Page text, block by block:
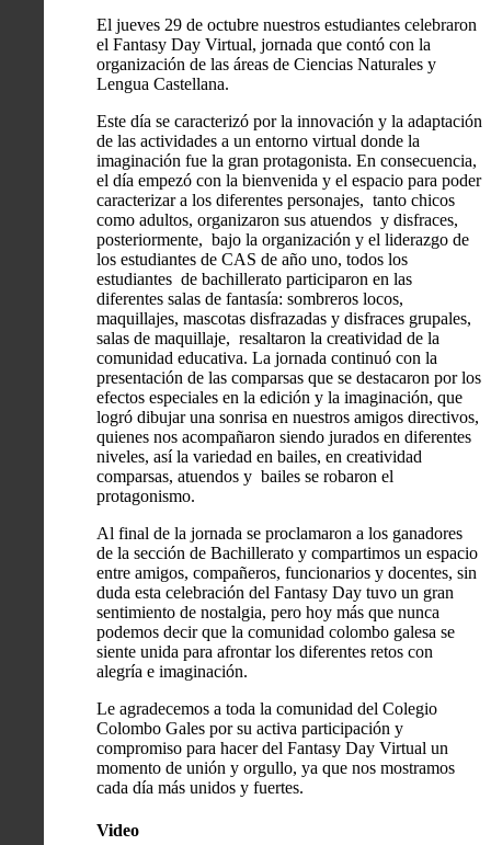
El jueves 29 de octubre nuestros estudiantes celebraron
el Fantasy Day Virtual, jornada que contó con la
organización de las áreas de Ciencias Naturales y
Lengua Castellana.
Este día se caracterizó por la innovación y la adaptación
de las actividades a un entorno virtual donde la
imaginación fue la gran protagonista. En consecuencia,
el día empezó con la bienvenida y el espacio para poder
caracterizar a los diferentes personajes, tanto chicos
como adultos, organizaron sus atuendos y disfraces,
posteriormente, bajo la organización y el liderazgo de
los estudiantes de CAS de año uno, todos los
estudiantes de bachillerato participaron en las
diferentes salas de fantasía: sombreros locos,
maquillajes, mascotas disfrazadas y disfraces grupales,
salas de maquillaje, resaltaron la creatividad de la
comunidad educativa. La jornada continuó con la
presentación de las comparsas que se destacaron por los
efectos especiales en la edición y la imaginación, que
logró dibujar una sonrisa en nuestros amigos directivos,
quienes nos acompañaron siendo jurados en diferentes
niveles, así la variedad en bailes, en creatividad
comparsas, atuendos y bailes se robaron el
protagonismo.
Al final de la jornada se proclamaron a los ganadores
de la sección de Bachillerato y compartimos un espacio
entre amigos, compañeros, funcionarios y docentes, sin
duda esta celebración del Fantasy Day tuvo un gran
sentimiento de nostalgia, pero hoy más que nunca
podemos decir que la comunidad colombo galesa se
siente unida para afrontar los diferentes retos con
alegría e imaginación.
Le agradecemos a toda la comunidad del Colegio
Colombo Gales por su activa participación y
compromiso para hacer del Fantasy Day Virtual un
momento de unión y orgullo, ya que nos mostramos
cada día más unidos y fuertes.
Video